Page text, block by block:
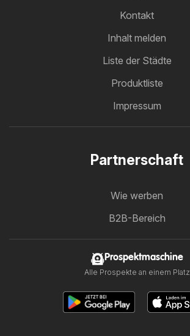
Kontakt
Inhalt melden
Liste der Städte
Produktliste
Impressum
Partnerschaft
Wie werben
B2B-Bereich
Prospektmaschine
Alle Prospekte an einem Platz